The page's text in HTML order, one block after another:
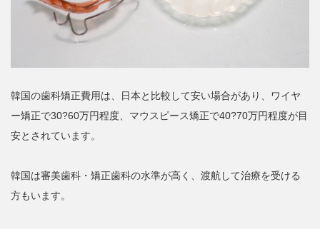
韓国の歯科矯正費用は、日本と比較して安い場合があり、ワイヤ
ー矯正で30?60万円程度、マウスピース矯正で40?70万円程度が目
安とされています。
韓国は審美歯科・矯正歯科の水準が高く、渡航して治療を受ける
方もいます。